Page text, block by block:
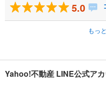
5.0
もっ
Yahoo!不動産 LINE公式アカ